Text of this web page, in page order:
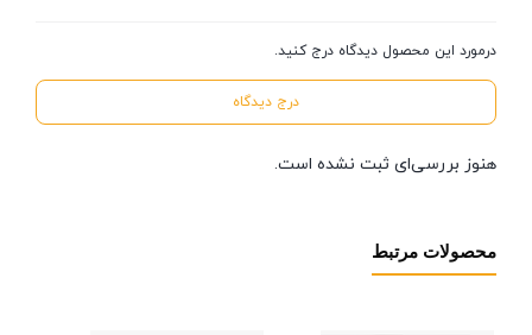
درمورد این محصول دیدگاه درج کنید.
درج دیدگاه
هنوز بررسی‌ای ثبت نشده است.
محصولات مرتبط